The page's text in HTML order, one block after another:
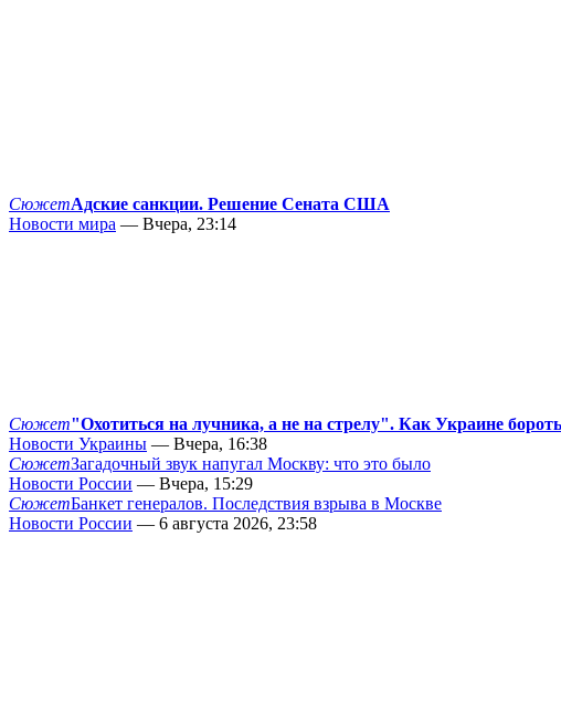
СюжетАдские санкции. Решение Сената США
Новости мира — Вчера, 23:14
Сюжет"Охотиться на лучника, а не на стрелу". Как Украине
Новости Украины — Вчера, 16:38
СюжетЗагадочный звук напугал Москву: что это было
Новости России — Вчера, 15:29
СюжетБанкет генералов. Последствия взрыва в Москве
Новости России — 6 августа 2026, 23:58